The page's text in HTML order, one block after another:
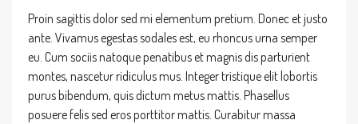
Proin sagittis dolor sed mi elementum pretium. Donec et justo
ante. Vivamus egestas sodales est, eu rhoncus urna semper
eu. Cum sociis natoque penatibus et magnis dis parturient
montes, nascetur ridiculus mus. Integer tristique elit lobortis
purus bibendum, quis dictum metus mattis. Phasellus
posuere felis sed eros porttitor mattis. Curabitur massa